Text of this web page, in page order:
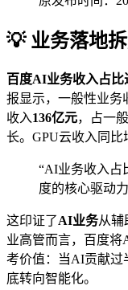
💡 业务落地
百度AI业务收入占
报显示，一般性业务
收入136亿元，占一
长。GPU云收入同比
“AI业务收入占
度的核心驱动
这印证了AI业务从辅
业高管而言，百度
考价值：当AI贡献过
底转向智能化。